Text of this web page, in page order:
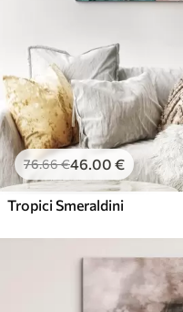
76.66€46.00 €
Tropici Smeraldini